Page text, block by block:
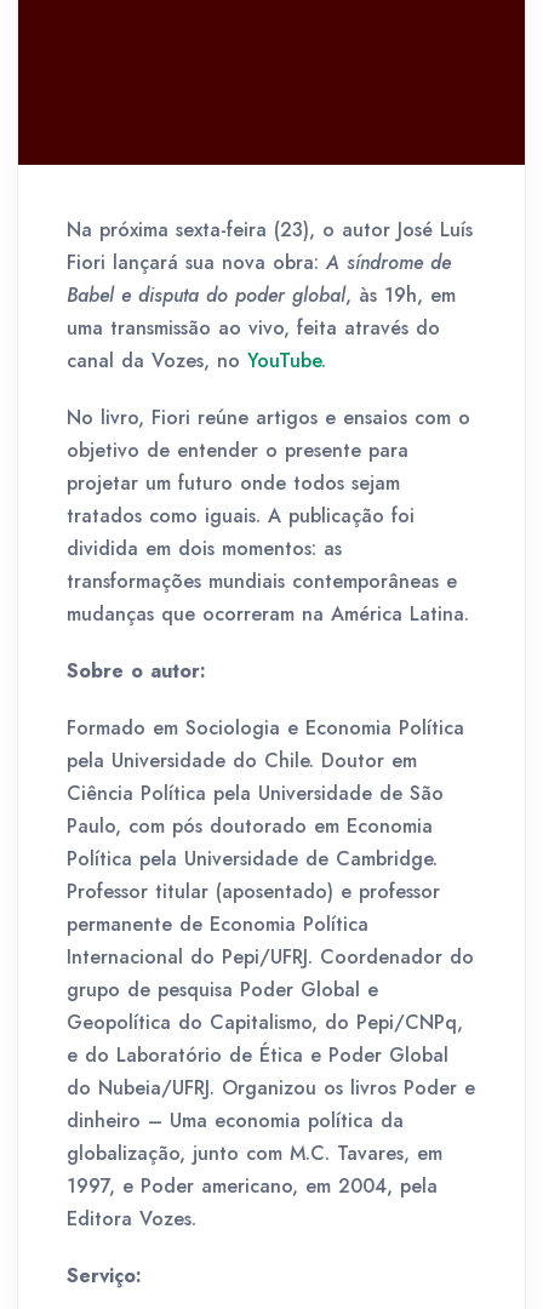
Na próxima sexta-feira (23), o autor José Luís
Fiori lançará sua nova obra:A síndrome de
Babel e disputa do poder global, às 19h, em
uma transmissão ao vivo, feita através do
canal da Vozes, no YouTube.
No livro, Fiori reúne artigos e ensaios com o
objetivo de entender o presente para
projetar um futuro onde todos sejam
tratados como iguais. A publicação foi
dividida em dois momentos: as
transformações mundiais contemporâneas e
mudanças que ocorreram na América Latina.
Sobre o autor:
Formado em Sociologia e Economia Política
pela Universidade do Chile. Doutor em
Ciência Política pela Universidade de São
Paulo, com pós doutorado em Economia
Política pela Universidade de Cambridge.
Professor titular (aposentado) e professor
permanente de Economia Política
Internacional do Pepi/UFRJ. Coordenador do
grupo de pesquisa Poder Global e
Geopolítica do Capitalismo, do Pepi/CNPq,
e do Laboratório de Ética e Poder Global
do Nubeia/UFRJ. Organizou os livros Poder e
dinheiro – Uma economia política da
globalização, junto com M.C. Tavares, em
1997, e Poder americano, em 2004, pela
Editora Vozes.
Serviço: